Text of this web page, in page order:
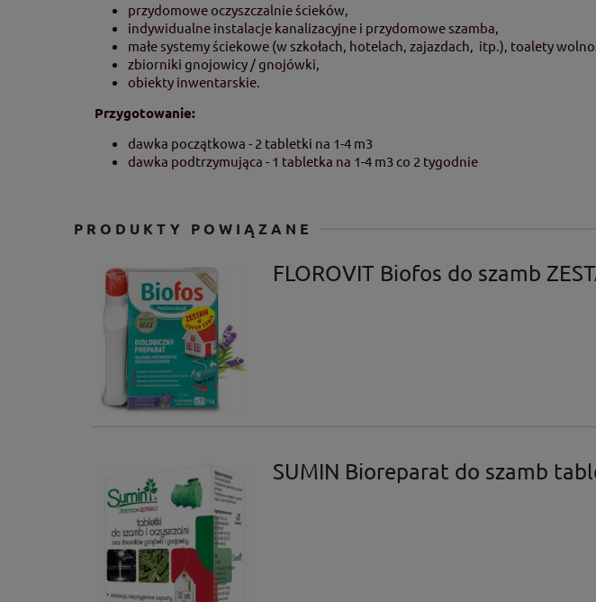
przydomowe oczyszczalnie ścieków,
indywidualne instalacje kanalizacyjne i przydomowe szamba,
małe systemy ściekowe (w szkołach, hotelach, zajazdach, itp.), toalety
zbiorniki gnojowicy / gnojówki,
obiekty inwentarskie.
Przygotowanie:
dawka początkowa - 2 tabletki na 1-4 m3
dawka podtrzymująca - 1 tabletka na 1-4 m3 co 2 tygodnie
PRODUKTY POWIĄZANE
FLOROVIT Biofos do szamb
SUMIN Bioreparat do szamb